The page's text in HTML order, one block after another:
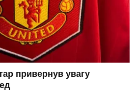
привернув увагу